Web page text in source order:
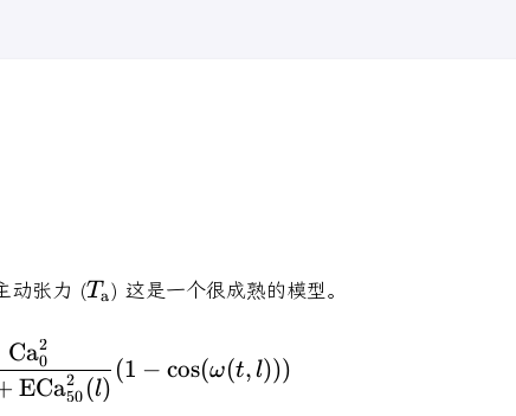
动张力 (T_{\mathrm{a}}
Ta) 这是一个很成熟的模型。
T_{\mathrm{a}}(t,l) =
ECa50
2 (l)
Ca0
2
(1 − cos(ω(t, l)))